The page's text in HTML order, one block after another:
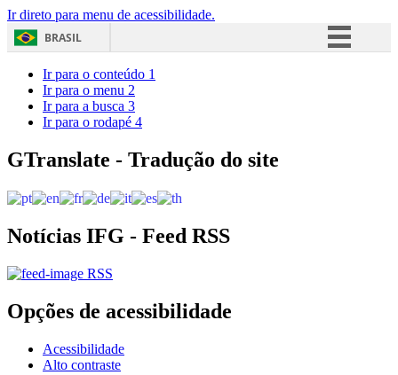
Ir direto para menu de acessibilidade.
BRASIL
Acesso à informação
Ir para o conteúdo 1
Ir para o menu 2
Ir para a busca 3
Ir para o rodapé 4
GTranslate - Tradução do site
Notícias IFG - Feed RSS
RSS
Opções de acessibilidade
Acessibilidade
Alto contraste